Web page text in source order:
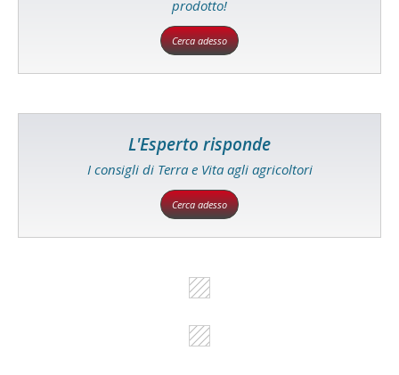
prodotto!
Cerca adesso
L'Esperto risponde
I consigli di Terra e Vita agli agricoltori
Cerca adesso